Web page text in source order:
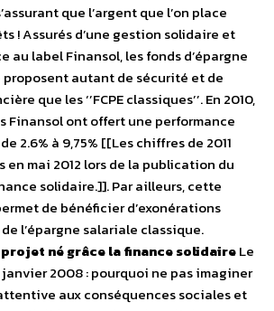
que l’argent que l’on place
! Assurés d’une gestion solidaire et
au label Finansol, les fonds d’épargne
autant de sécurité et de
que les ‘’FCPE classiques’’. En 2010,
Finansol ont offert une performance
2.6% à 9,75% [[Les chiffres de 2011
mai 2012 lors de la publication du
solidaire.]]. Par ailleurs, cette
de bénéficier d’exonérations
de l’épargne salariale classique.
projet né grâce la finance solidaireLe
2008 : pourquoi ne pas imaginer
aux conséquences sociales et